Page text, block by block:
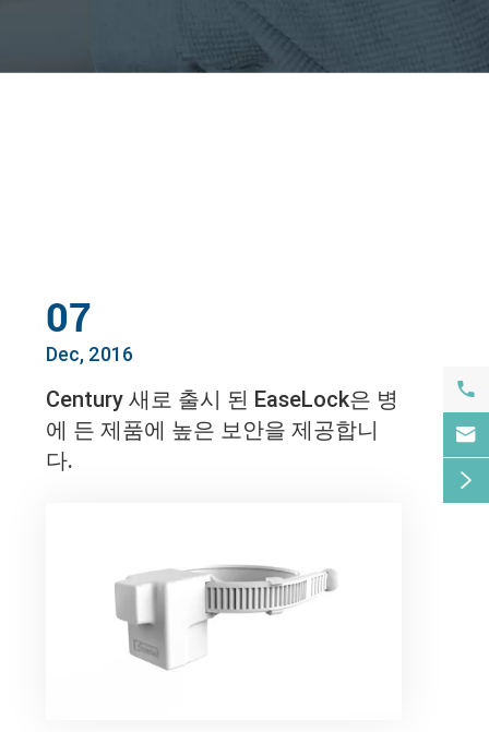
07
Dec, 2016
Century 새로 출시 된 EaseLock은 병
에 든 제품에 높은 보안을 제공합니
다.


